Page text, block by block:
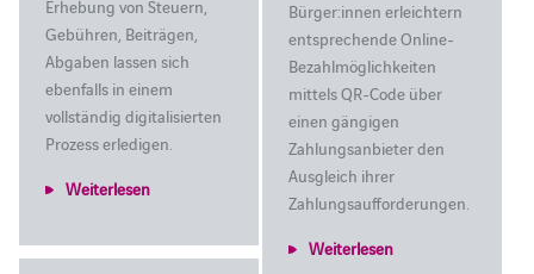
Bürger:innen erleichtern
entsprechende Online-
Bezahlmöglichkeiten
mittels QR-Code über
einen gängigen
Zahlungsanbieter den
Ausgleich ihrer
Zahlungsaufforderungen.
Weiterlesen
Erhebung von Steuern,
Gebühren, Beiträgen,
Abgaben lassen sich
ebenfalls in einem
vollständig digitalisierten
Prozess erledigen.
Weiterlesen